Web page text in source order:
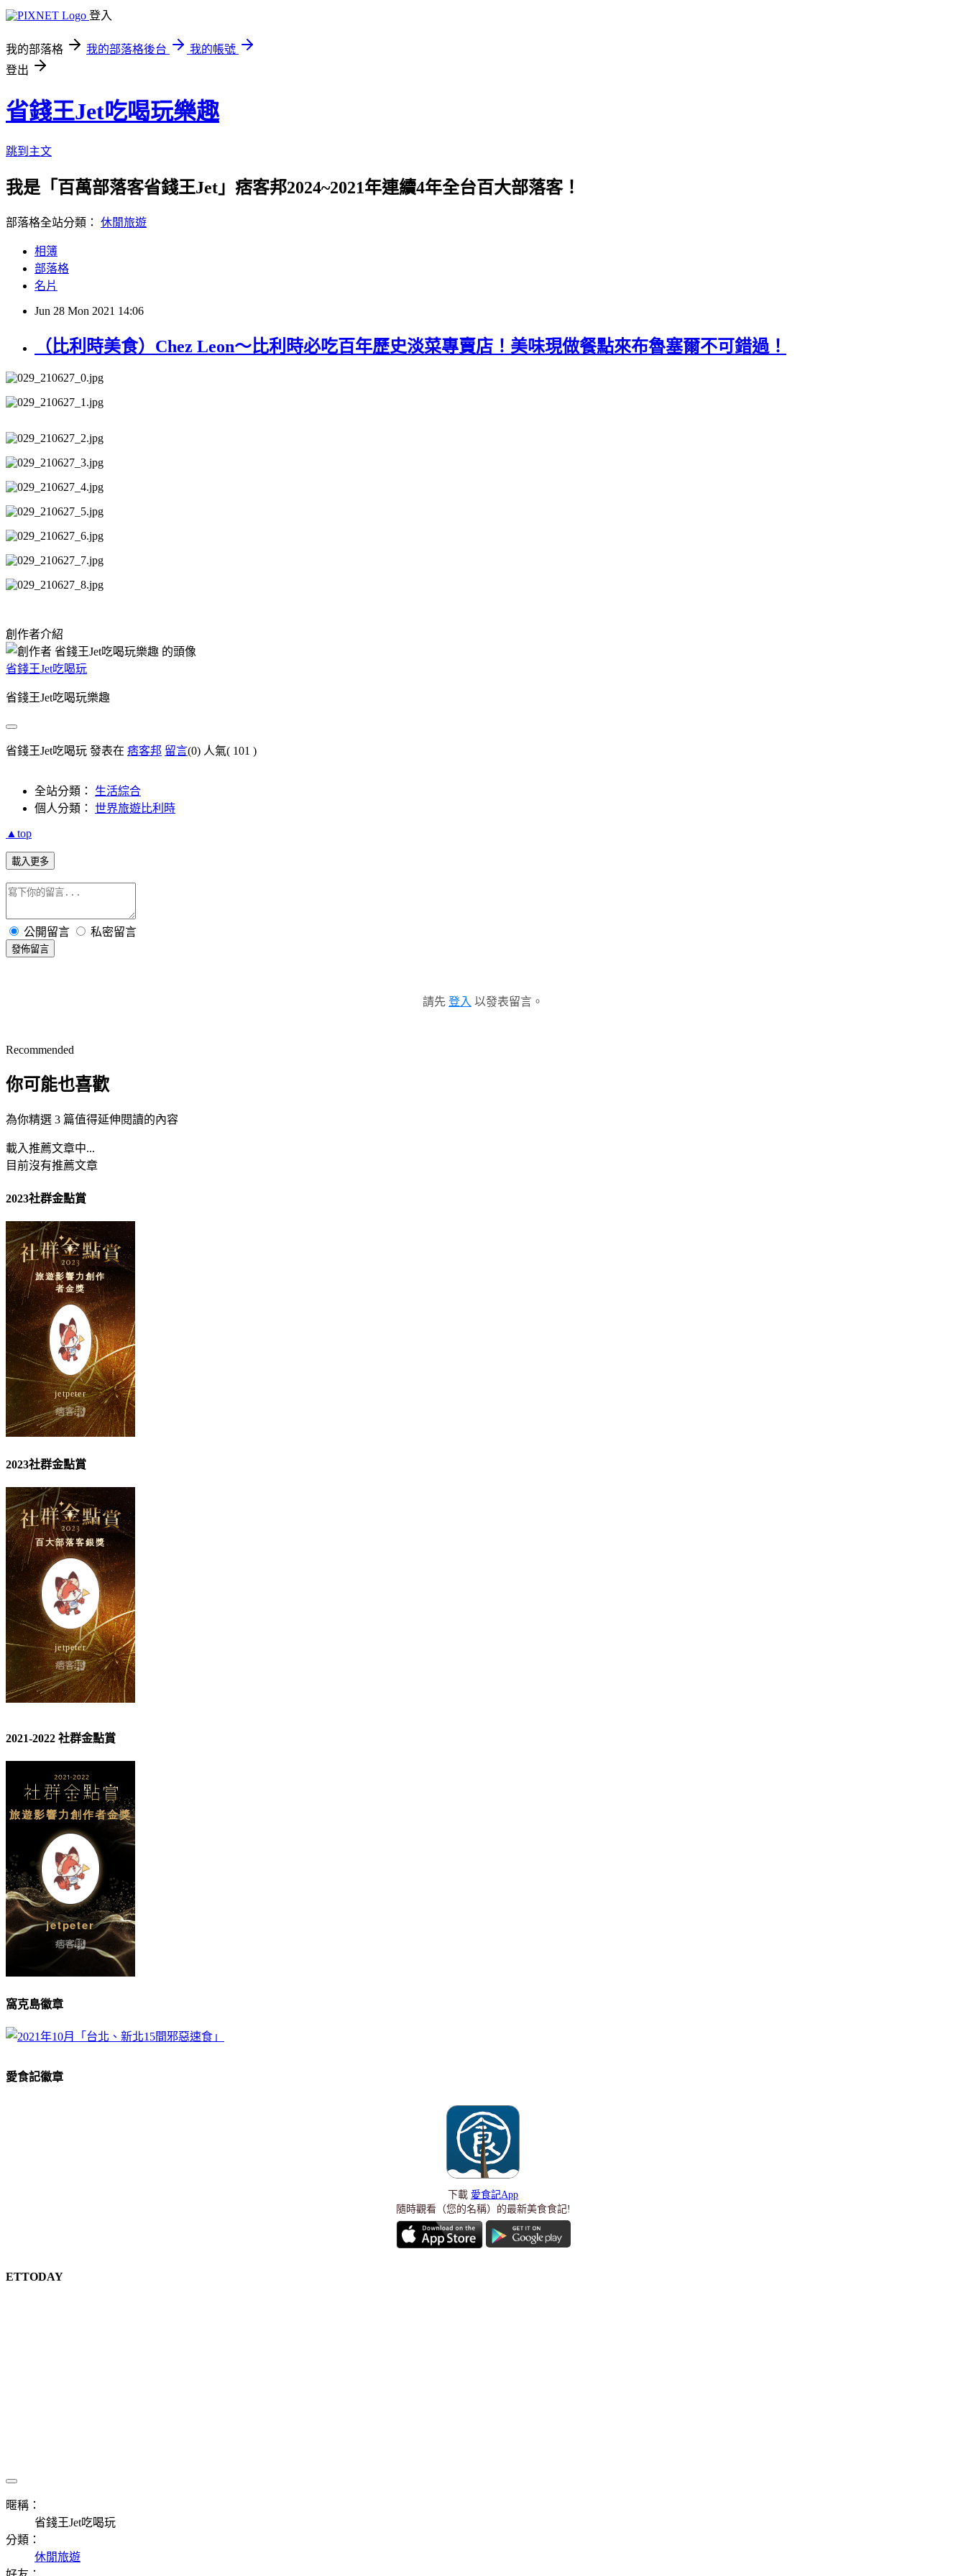
登入
我的部落格 我的部落格後台
我的帳號
登出
省錢王Jet吃喝玩樂趣
跳到主文
我是「百萬部落客省錢王Jet」痞客邦2024~2021年連續4年全台百大部落客！
部落格全站分類： 休閒旅遊
相簿
部落格
名片
Jun 28 Mon 2021 14:06
（比利時美食）Chez Leon～比利時必吃百年歷史淡菜專賣店！美味現做餐點來布魯塞爾不可錯過！
創作者介紹
省錢王Jet吃喝玩
省錢王Jet吃喝玩樂趣
省錢王Jet吃喝玩 發表在 痞客邦 留言(0) 人氣( 101 )
全站分類： 生活綜合
個人分類： 世界旅遊比利時
▲top
載入更多
公開留言 私密留言
發佈留言
請先 登入 以發表留言。
Recommended
你可能也喜歡
為你精選 3 篇值得延伸閱讀的內容
載入推薦文章中...
目前沒有推薦文章
2023社群金點賞
2023社群金點賞
2021-2022 社群金點賞
窩克島徽章
愛食記徽章
下載 愛食記App
隨時觀看（您的名稱）的最新美食食記!
ETTODAY
暱稱：
省錢王Jet吃喝玩
分類：
休閒旅遊